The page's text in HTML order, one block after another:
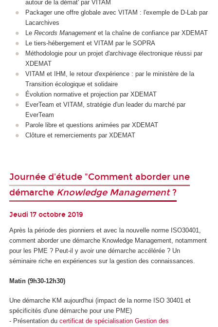
autour de la démat' par VITAM
Packager une offre globale avec VITAM : l'exemple de D-Lab par
Lacarchives
Le Records Managementet la chaîne de confiance par XDEMAT
Le tiers-hébergement et VITAM par le SOPRA
Méthodologie pour un projet d'archivage électronique réussi par
XDEMAT
VITAM et IHM, le retour d'expérience : par le ministère de la
Transition écologique et solidaire
Évolution normative et projection par XDEMAT
EverTeam et VITAM, stratégie d'un leader du marché par
EverTeam
Parole libre et questions animées par XDEMAT
Clôture et remerciements par XDEMAT
Journée d'étude "Comment aborder une
démarche Knowledge Management?
Jeudi 17 octobre 2019
Après la période des pionniers et avec la nouvelle norme ISO30401,
comment aborder une démarche Knowledge Management, notamment
pour les PME ? Peut-il y avoir une démarche accélérée ? Un
séminaire riche en expériences sur la gestion des connaissances.
Matin (9h30-12h30)
Une démarche KM aujourd'hui (impact de la norme ISO 30401 et
spécificités d'une démarche pour une PME)
- Présentation du certificat de spécialisation Gestion des